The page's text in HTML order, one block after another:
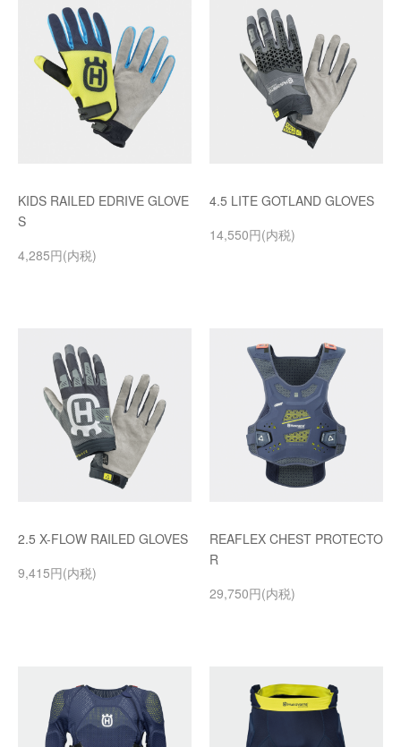
KIDS RAILED EDRIVE GLOVE
S
4,285円(内税)
4.5 LITE GOTLAND GLOVES
14,550円(内税)
2.5 X-FLOW RAILED GLOVES
9,415円(内税)
REAFLEX CHEST PROTECTO
R
29,750円(内税)